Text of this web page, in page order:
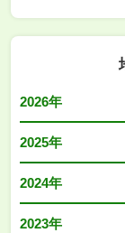
2026年
2025年
2024年
2023年